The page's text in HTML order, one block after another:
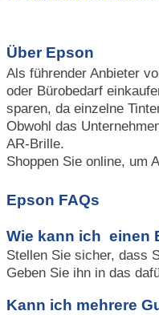
Über Epson
Als führender Anbieter
oder Bürobedarf
sparen, da einzelne
Obwohl das
AR-Brille.
Shoppen Sie online, um
Epson FAQs
Wie kann ich einen
Stellen Sie sicher, dass
Geben Sie ihn in das
Kann ich mehrere